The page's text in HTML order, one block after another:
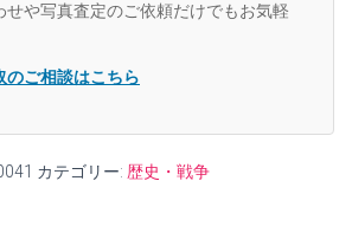
せや写真査定のご依頼だけでもお気軽
のご相談はこちら
カテゴリー: 歴史・戦争